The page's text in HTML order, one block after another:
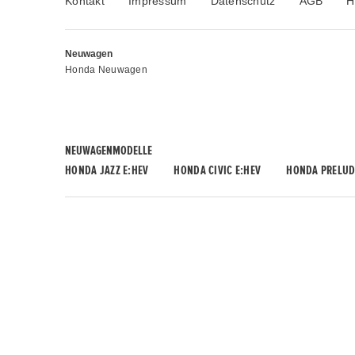
Neuwagen
Honda Neuwagen
NEUWAGENMODELLE
HONDA JAZZ E:HEV
HONDA CIVIC E:HEV HONDA